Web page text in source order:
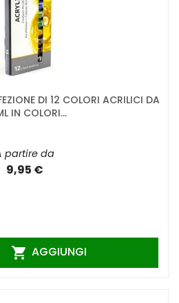
DI 12 COLORI ACRILICI DA
IN COLORI...
partire da
9,95 €
 AGGIUNGI